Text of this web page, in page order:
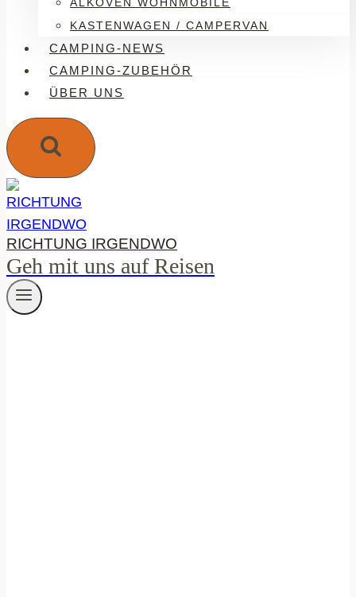
KASTENWAGEN / CAMPERVAN
CAMPING-NEWS
CAMPING-ZUBEHÖR
ÜBER UNS
RICHTUNG IRGENDWO
Geh mit uns auf Reisen